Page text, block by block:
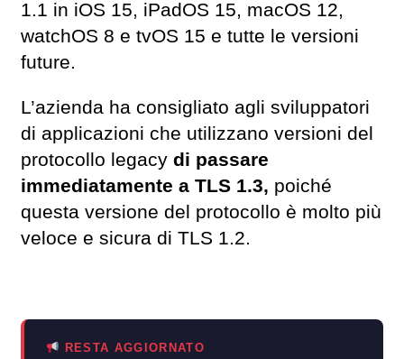
1.1 in iOS 15, iPadOS 15, macOS 12,
watchOS 8 e tvOS 15 e tutte le versioni
future.
L’azienda ha consigliato agli sviluppatori
di applicazioni che utilizzano versioni del
protocollo legacy di passare
immediatamente a TLS 1.3, poiché
questa versione del protocollo è molto più
veloce e sicura di TLS 1.2.
RESTA AGGIORNATO